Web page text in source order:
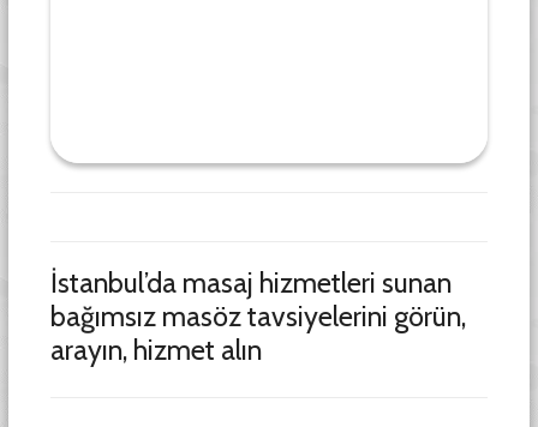
İstanbul’da masaj hizmetleri sunan
bağımsız masöz tavsiyelerini görün,
arayın, hizmet alın